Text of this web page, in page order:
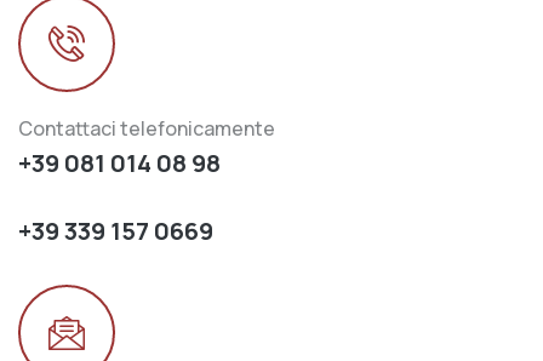
Contattaci telefonicamente
+39 081 014 08 98
+39 339 157 0669